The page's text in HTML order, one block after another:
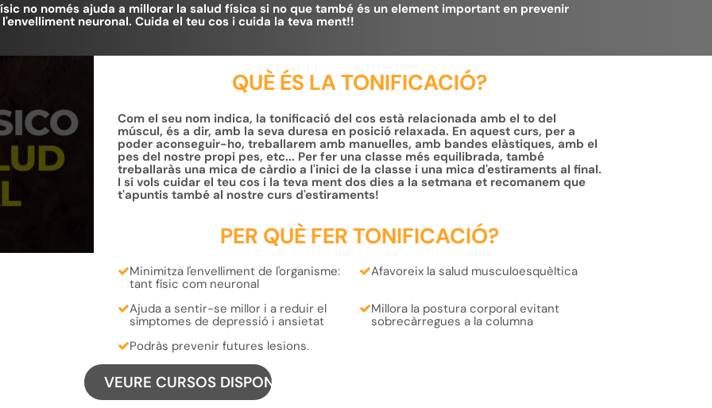
no només ajuda a millorar la salud física si no que també és un element important en prevenir
l'envelliment neuronal. Cuida el teu cos i cuida la teva ment!!
QUÈ ÉS LA TONIFICACIÓ?
Com el seu nom indica, la tonificació del cos està relacionada amb el to del
múscul, és a dir, amb la seva duresa en posició relaxada. En aquest curs, per a
poder aconseguir-ho, treballarem amb manuelles, amb bandes elàstiques, amb el
pes del nostre propi pes, etc... Per fer una classe més equilibrada, també
treballaràs una mica de càrdio a l'inici de la classe i una mica d'estiraments al final.
I si vols cuidar el teu cos i la teva ment dos dies a la setmana et recomanem que
t'apuntis també al nostre curs d'estiraments!
PER QUÈ FER TONIFICACIÓ?
Minimitza l'envellimentde l'organisme:
tant físic com neuronal
Afavoreix la salud musculoesquèltica
Ajuda a sentir-se millor i a reduir el
símptomes de depressió i ansietat
Millora la postura corporalevitant
sobrecàrregues a la columna
Podràs prevenir futures lesions.
VEURE CURSOS DISPONIBLES